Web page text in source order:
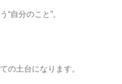
“自分のこと”。
の土台になります。